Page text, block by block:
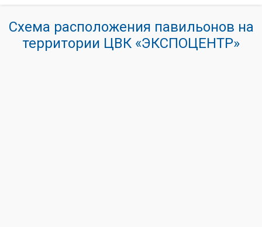
Схема расположения павильонов на
территории ЦВК «ЭКСПОЦЕНТР»